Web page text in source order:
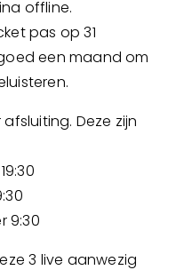
offline.
pas op 31
een maand om
Deze zijn
9:30
3 live aanwezig